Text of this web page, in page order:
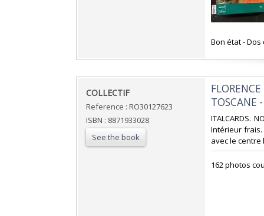
‎Bon état -
‎COLLECTIF‎
Reference : RO30127623
ISBN : 8871933028
See the book
TOSCANE
‎ITALCARDS.
Intérieur
avec le centre
‎162 photos